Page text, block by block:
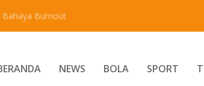
Bahaya Burnout
NEWS BOLA SPORT